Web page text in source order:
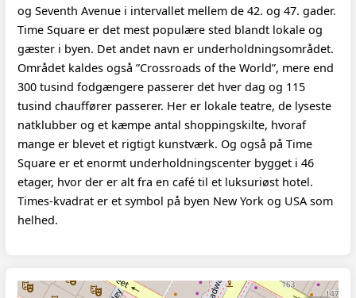
og Seventh Avenue i intervallet mellem de 42. og 47. gader.
Time Square er det mest populære sted blandt lokale og
gæster i byen. Det andet navn er underholdningsområdet.
Området kaldes også ”Crossroads of the World”, mere end
300 tusind fodgængere passerer det hver dag og 115
tusind chauffører passerer. Her er lokale teatre, de lyseste
natklubber og et kæmpe antal shoppingskilte, hvoraf
mange er blevet et rigtigt kunstværk. Og også på Time
Square er et enormt underholdningscenter bygget i 46
etager, hvor der er alt fra en café til et luksuriøst hotel.
Times-kvadrat er et symbol på byen New York og USA som
helhed.